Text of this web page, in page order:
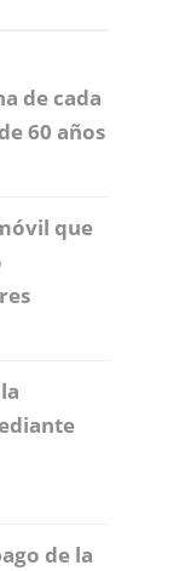
de cada
60 años
que
de la